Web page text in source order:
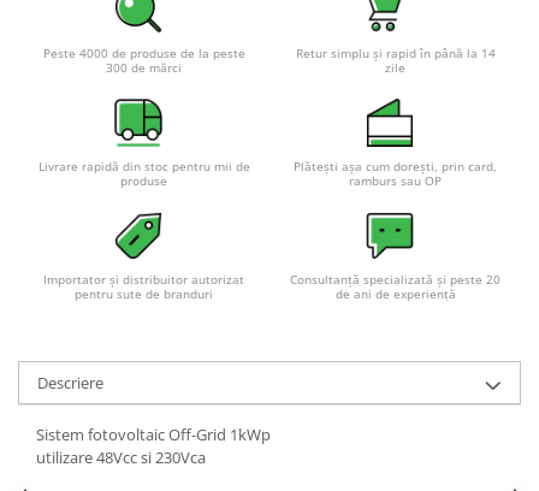
Peste 4000 de produse de la peste
300 de mărci
Retur simplu și rapid în până la 14
zile
Livrare rapidă din stoc pentru mii de
produse
Plătești așa cum dorești, prin card,
ramburs sau OP
Importator și distribuitor autorizat
pentru sute de branduri
Consultanță specializată și peste 20
de ani de experiență
Descriere
Sistem fotovoltaic Off-Grid 1kWp
utilizare 48Vcc si 230Vca